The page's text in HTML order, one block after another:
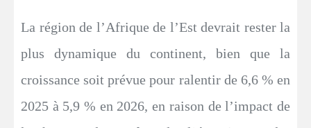
La région de l’Afrique de l’Est devrait rester la
plus dynamique du continent, bien que la
croissance soit prévue pour ralentir de 6,6 % en
2025 à 5,9 % en 2026, en raison de l’impact de